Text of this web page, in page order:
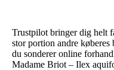
Trustpilot bringer dig helt
stor portion andre
du sonderer online
Madame Briot – Ilex